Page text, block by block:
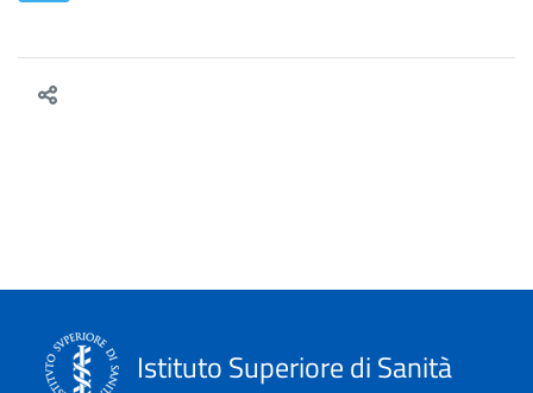
Istituto Superiore di Sanità